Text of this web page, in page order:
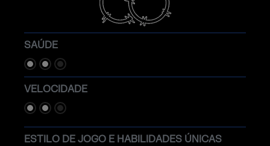
SAÚDE
VELOCIDADE
ESTILO DE JOGO E HABILIDADES ÚNICAS